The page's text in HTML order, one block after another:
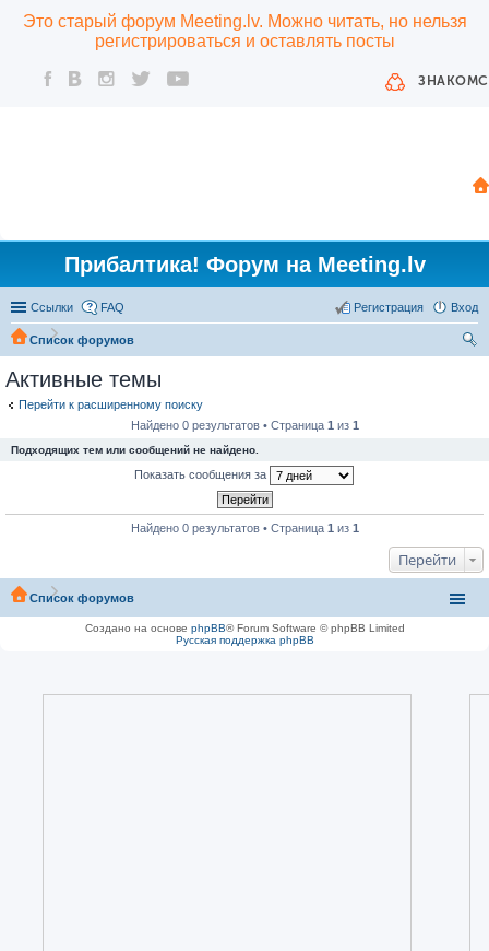
Это старый форум Meeting.lv. Можно читать, но нельзя
регистрироваться и оставлять посты
Прибалтика! Форум на Meeting.lv
Ссылки FAQ Вход
Регистрация
Список форумов
Активные темы
Перейти к расширенному поиску
Найдено 0 результатов • Страница 1 из 1
Подходящих тем или сообщений не найдено.
Показать сообщения за
Найдено 0 результатов • Страница 1 из 1
Перейти
Список форумов
Создано на основе phpBB® Forum Software © phpBB Limited
Русская поддержка phpBB